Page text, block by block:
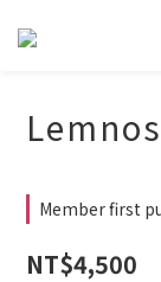
Member first
NT$4,500